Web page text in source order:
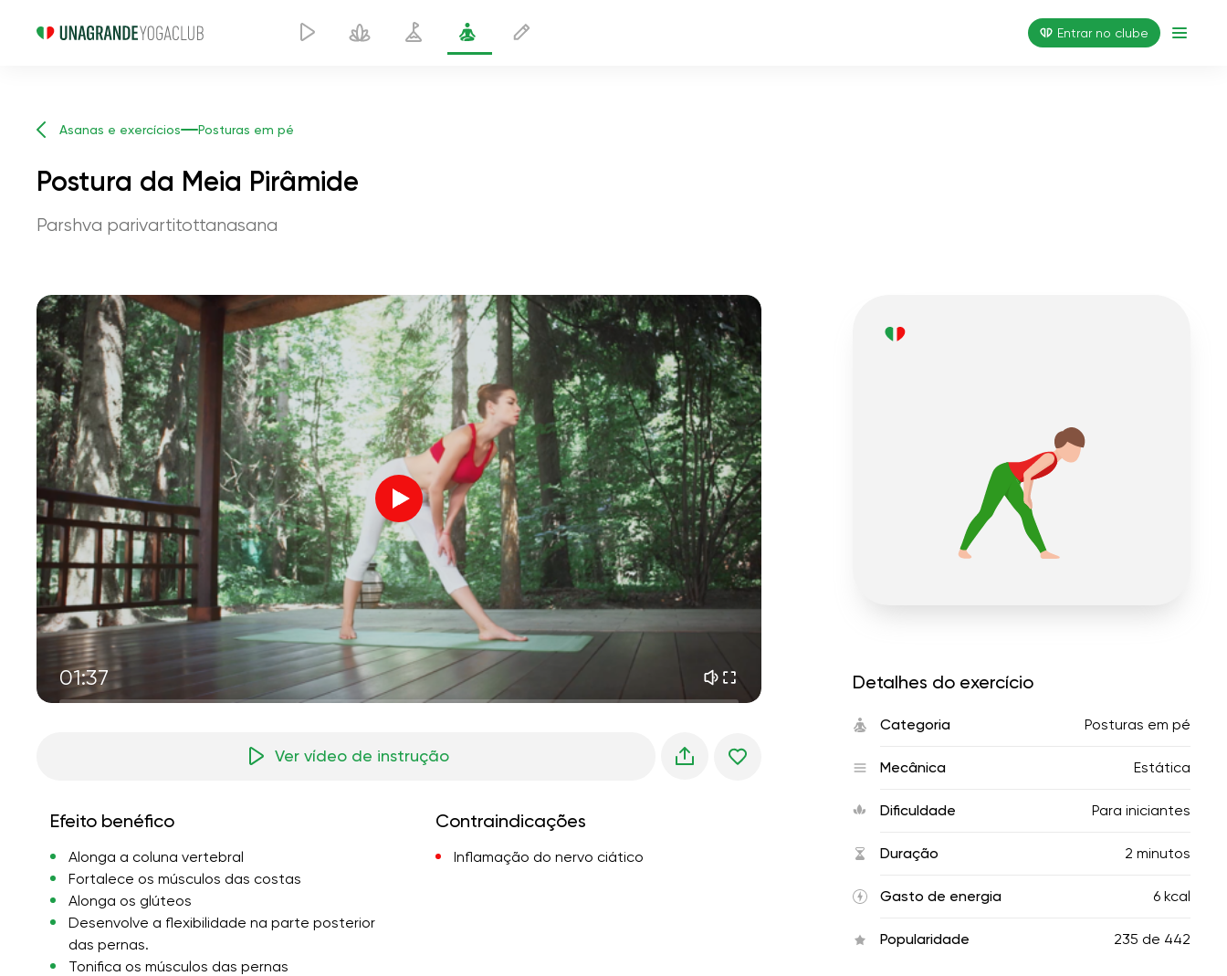
Entrar no clube
Asanas e exercícios Posturas em pé
Postura da Meia Pirâmide
Parshva parivartitottanasana
01:37
Voz do instrutor
o voo da alma 01:44
paz interior 01:27
sonhos matinais 01:34
frescor da floresta 05:00
chuva de verão 02:00
silêncio da montanha 02:00
brisa do mar
a voz do vento 02:00
floresta da primavera
Ver vídeo de instrução
Efeito benéfico
Alonga a coluna vertebral
Fortalece os músculos das costas
Alonga os glúteos
Desenvolve a flexibilidade na parte posterior
das pernas.
Tonifica os músculos das pernas
Contraindicações
Inflamação do nervo ciático
Detalhes do exercício
Categoria Posturas em pé
Mecânica Estática
Dificuldade Para iniciantes
Duração 2 minutos
Gasto de energia 6 kcal
Popularidade 235 de 442